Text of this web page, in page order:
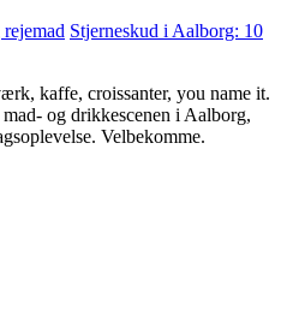
Stjerneskud i Aalborg: 10
kaffe, croissanter, you name it.
og drikkescenen i Aalborg,
Velbekomme.